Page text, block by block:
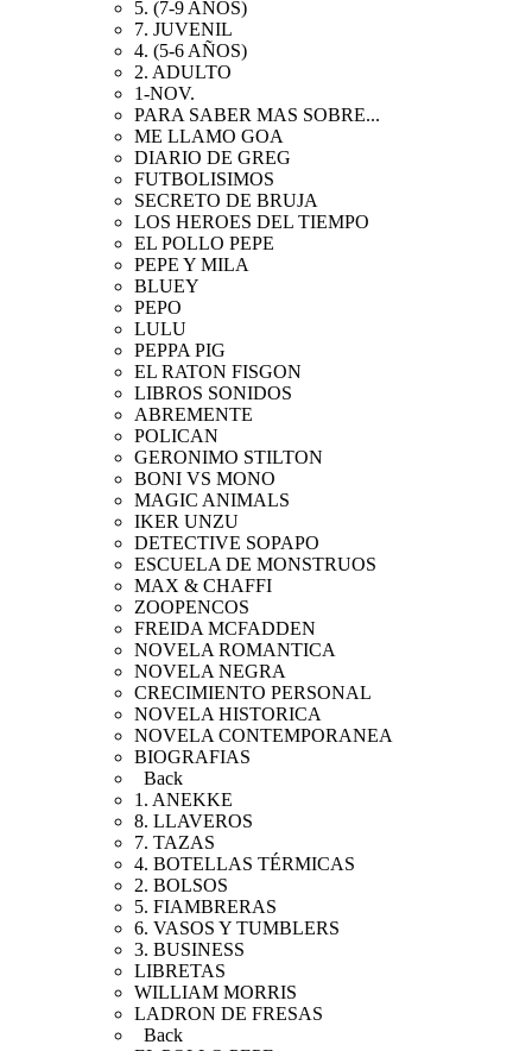
5. (7-9 AÑOS)
7. JUVENIL
4. (5-6 AÑOS)
2. ADULTO
1-NOV.
PARA SABER MAS SOBRE...
ME LLAMO GOA
DIARIO DE GREG
FUTBOLISIMOS
SECRETO DE BRUJA
LOS HEROES DEL TIEMPO
EL POLLO PEPE
PEPE Y MILA
BLUEY
PEPO
LULU
PEPPA PIG
EL RATON FISGON
LIBROS SONIDOS
ABREMENTE
POLICAN
GERONIMO STILTON
BONI VS MONO
MAGIC ANIMALS
IKER UNZU
DETECTIVE SOPAPO
ESCUELA DE MONSTRUOS
MAX & CHAFFI
ZOOPENCOS
FREIDA MCFADDEN
NOVELA ROMANTICA
NOVELA NEGRA
CRECIMIENTO PERSONAL
NOVELA HISTORICA
NOVELA CONTEMPORANEA
BIOGRAFIAS
Back
1. ANEKKE
8. LLAVEROS
7. TAZAS
4. BOTELLAS TÉRMICAS
2. BOLSOS
5. FIAMBRERAS
6. VASOS Y TUMBLERS
3. BUSINESS
LIBRETAS
WILLIAM MORRIS
LADRON DE FRESAS
Back